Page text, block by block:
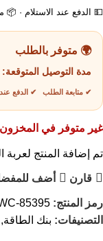
💵 الدفع عند الاستلام · 📦
🌍 متوفر بالطلب
مدة التوصيل المتوقعة:
✔ متابعة الطلب ✔ الدفع عند
غير متوفر في المخزون
تم إضافة المنتج لعربة
قارن أضف
رمز المنتج: 85395
التصنيفات: بنك الطاقة,